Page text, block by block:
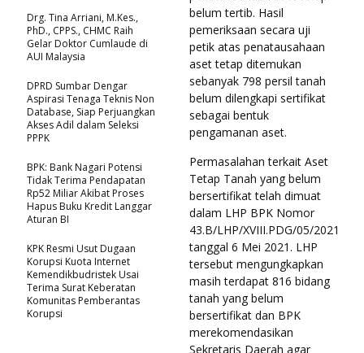
belum tertib. Hasil
pemeriksaan secara uji
petik atas penatausahaan
aset tetap ditemukan
sebanyak 798 persil tanah
belum dilengkapi sertifikat
sebagai bentuk
pengamanan aset.
Permasalahan terkait Aset
Tetap Tanah yang belum
bersertifikat telah dimuat
dalam LHP BPK Nomor
43.B/LHP/XVIII.PDG/05/2021
tanggal 6 Mei 2021. LHP
tersebut mengungkapkan
masih terdapat 816 bidang
tanah yang belum
bersertifikat dan BPK
merekomendasikan
Sekretaris Daerah agar
Drg. Tina Arriani, M.Kes.,
PhD., CPPS., CHMC Raih
Gelar Doktor Cumlaude di
AUI Malaysia
DPRD Sumbar Dengar
Aspirasi Tenaga Teknis Non
Database, Siap Perjuangkan
Akses Adil dalam Seleksi
PPPK
BPK: Bank Nagari Potensi
Tidak Terima Pendapatan
Rp52 Miliar Akibat Proses
Hapus Buku Kredit Langgar
Aturan BI
KPK Resmi Usut Dugaan
Korupsi Kuota Internet
Kemendikbudristek Usai
Terima Surat Keberatan
Komunitas Pemberantas
Korupsi